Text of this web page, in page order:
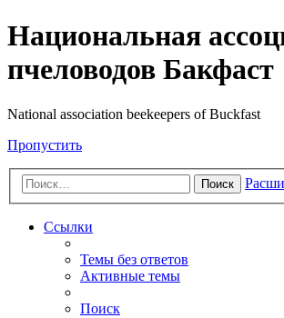
Национальная
пчеловодов Бакфаст
National association beekeepers of Buckfast
Пропустить
Поиск
Ссылки
Темы без ответов
Активные темы
Поиск